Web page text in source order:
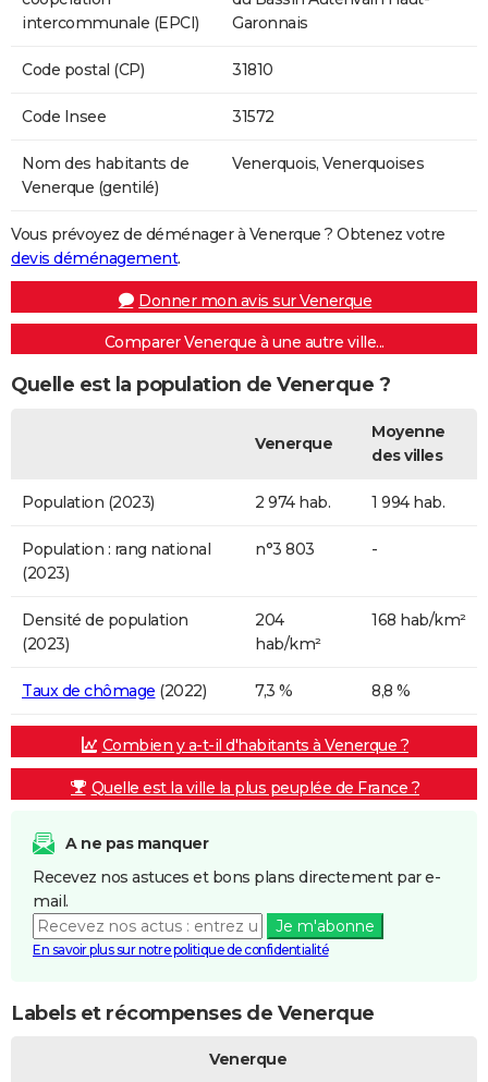
intercommunale (EPCI)
Garonnais
Code postal (CP) 31810
Code Insee 31572
Nom des habitants de
Venerque (gentilé)
Venerquois, Venerquoises
Vous prévoyez de déménager à Venerque ? Obtenez votre
devis déménagement.
Donner mon avis sur Venerque
Comparer Venerque à une autre ville...
Quelle est la population de Venerque ?
Venerque
Moyenne
des villes
Population (2023) 2 974 hab. 1 994 hab.
Population : rang national
(2023)
n°3 803 -
Densité de population
(2023)
204
hab/km²
168 hab/km²
Taux de chômage (2022) 7,3 % 8,8 %
Combien y a-t-il d'habitants à Venerque ?
Quelle est la ville la plus peuplée de France ?
A ne pas manquer
Recevez nos astuces et bons plans directement par e-
mail.
Je m'abonne
En savoir plus sur notre politique de confidentialité
Labels et récompenses de Venerque
Venerque